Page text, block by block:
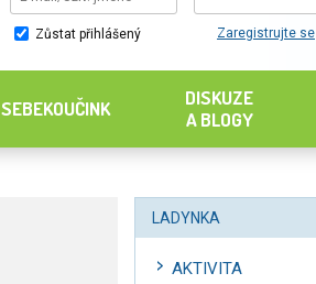
Zůstat přihlášený Zaregistrujte se
SEBEKOUČINK
DISKUZE
A BLOGY
LADYNKA
AKTIVITA